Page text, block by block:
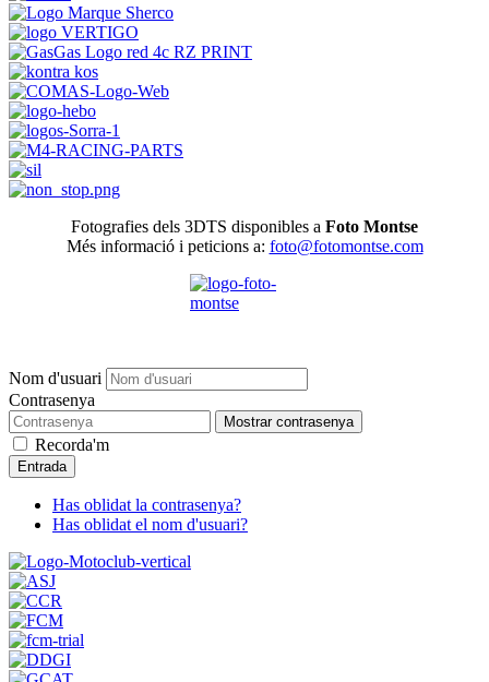
Fotografies dels 3DTS disponibles a Foto Montse
Més informació i peticions a: foto@fotomontse.com
Nom d'usuari
Contrasenya
Mostrar contrasenya
Recorda'm
Entrada
Has oblidat la contrasenya?
Has oblidat el nom d'usuari?